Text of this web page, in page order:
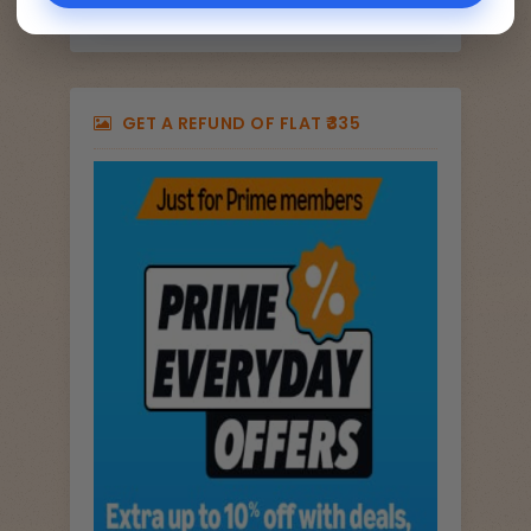
GET A REFUND OF FLAT ₹335